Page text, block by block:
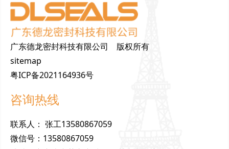
广东德龙密封科技有限公司 版权所有
sitemap
粤ICP备2021164936号
咨询热线
联系人 ： 张工13580867059
微信号 ： 13580867059